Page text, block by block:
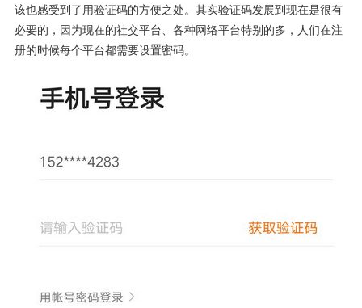
该也感受到了用验证码的方便之处。其实验证码发展到现在是很有
必要的，因为现在的社交平台、各种网络平台特别的多，人们在注
册的时候每个平台都需要设置密码。